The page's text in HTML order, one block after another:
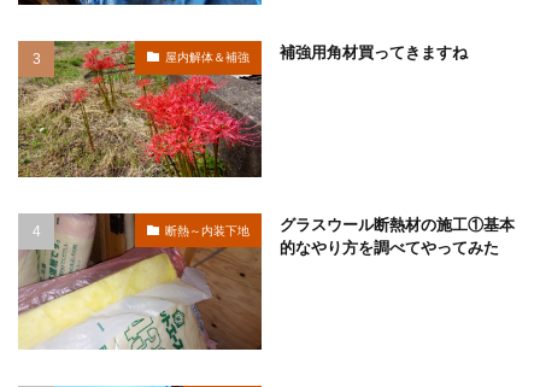
屋内解体＆補強 補強用角材買ってきますね
断熱～内装下地
グラスウール断熱材の施工①基本
的なやり方を調べてやってみた